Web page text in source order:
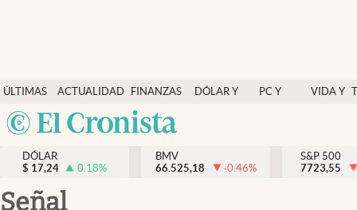
ÚLTIMAS
NOTICIAS
ACTUALIDAD
FINANZAS
Y
ECONOMÍA
DÓLAR Y
PC Y
VIDA Y
México
Actualidad
Finanzas y economía
Dólar y mercados
DÓLAR
$ 17,24 0.18%
BMV
66.525,18
-0.46%
S&P 500
7723,55
señal